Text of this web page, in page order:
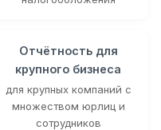
Отчётность для
крупного бизнеса
для крупных компаний с
множеством юрлиц и
сотрудников